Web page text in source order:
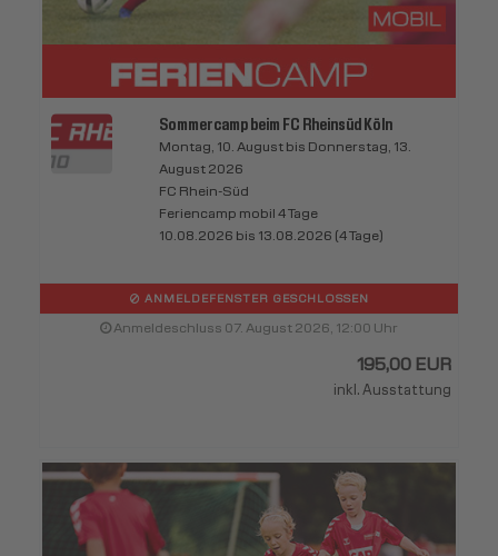
Sommercamp beim FC Rheinsüd Köln
Montag, 10. August bis Donnerstag, 13.
August 2026
FC Rhein-Süd
Feriencamp mobil 4 Tage
10.08.2026 bis 13.08.2026 (4 Tage)
ANMELDEFENSTER GESCHLOSSEN
Anmeldeschluss 07. August 2026, 12:00 Uhr
195,00 EUR
inkl. Ausstattung